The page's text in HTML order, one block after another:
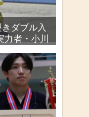
ダブル入
者・小川